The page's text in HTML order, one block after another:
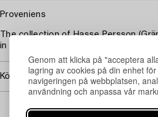
Genom att klicka på "acceptera
lagring av cookies på din enhet
navigeringen på webbplatsen,
användning och anpassa vår
Proveniens
The collection of Hasse Persson
in the 1960s. Thence by descent.
Köpinformation